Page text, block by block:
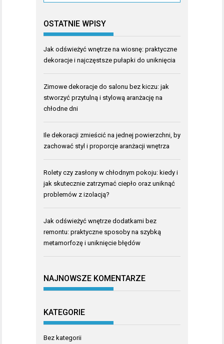
OSTATNIE WPISY
Jak odświeżyć wnętrze na wiosnę: praktyczne
dekoracje i najczęstsze pułapki do uniknięcia
Zimowe dekoracje do salonu bez kiczu: jak
stworzyć przytulną i stylową aranżację na
chłodne dni
Ile dekoracji zmieścić na jednej powierzchni, by
zachować styl i proporcje aranżacji wnętrza
Rolety czy zasłony w chłodnym pokoju: kiedy i
jak skutecznie zatrzymać ciepło oraz uniknąć
problemów z izolacją?
Jak odświeżyć wnętrze dodatkami bez
remontu: praktyczne sposoby na szybką
metamorfozę i uniknięcie błędów
NAJNOWSZE KOMENTARZE
KATEGORIE
Bez kategorii